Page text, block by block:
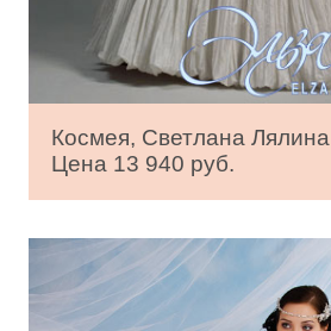
Космея, Светлана Лялина
Цена 13 940 руб.